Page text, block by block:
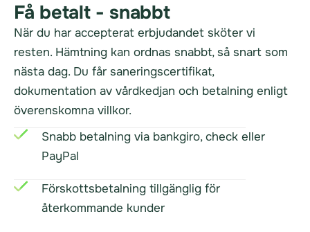
Få betalt - snabbt
När du har accepterat erbjudandet sköter vi
resten. Hämtning kan ordnas snabbt, så snart som
nästa dag. Du får saneringscertifikat,
dokumentation av vårdkedjan och betalning enligt
överenskomna villkor.
Snabb betalning via bankgiro, check eller
PayPal
Förskottsbetalning tillgänglig för
återkommande kunder